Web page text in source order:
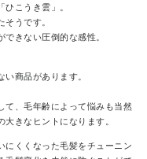
こうき雲」。
うです。
きない圧倒的な感性。
商品があります。
て、毛年齢によって悩みも当然
きなヒントになります。
にくくなった毛髪をチューニン